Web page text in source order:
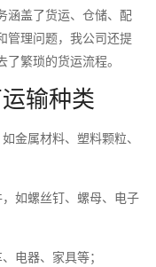
涵盖了货运、仓储、配
管理问题，我公司还提
繁琐的货运流程。
输种类
金属材料、塑料颗粒、
如螺丝钉、螺母、电子
电器、家具等；